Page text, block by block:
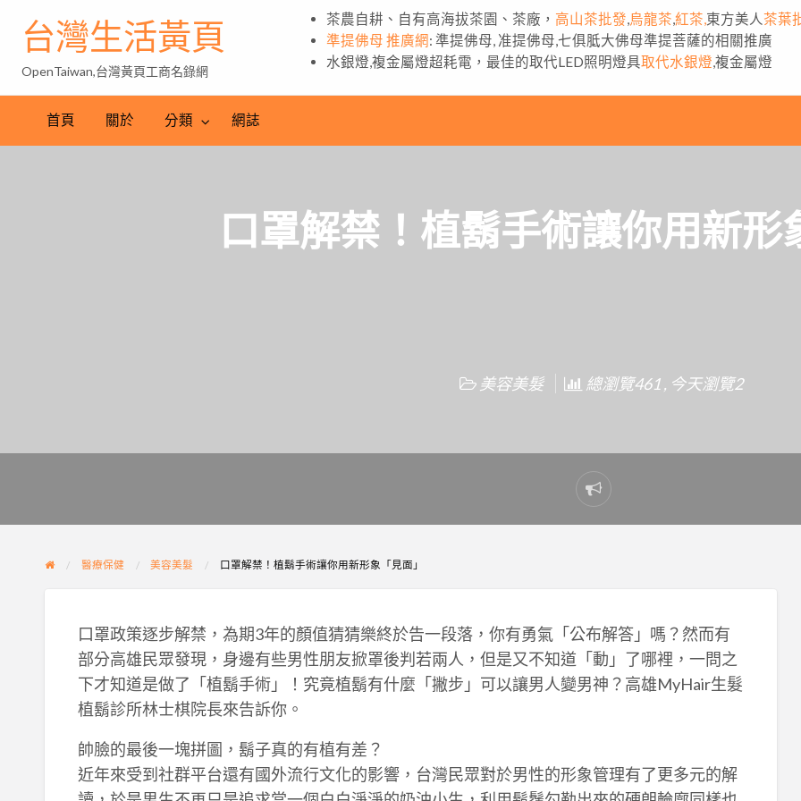
台灣生活黃頁
OpenTaiwan,台灣黃頁工商名錄網
茶農自耕、自有高海拔茶園、茶廠， 高山茶批發 烏龍茶 紅茶, 東方美人 茶葉
準提佛母 推廣網: 準提佛母, 准提佛母,七俱胝大佛母準提菩薩的相關推廣
水銀燈,複金屬燈超耗電，最佳的取代LED照明燈具取代水銀燈 ,複金屬燈
首頁 關於 分類 網誌
口罩解禁！植鬍手術讓你用新形
美容美髮 總瀏覽461 , 今天瀏覽2
Report
problem
醫療保健 美容美髮 口罩解禁！植鬍手術讓你用新形象「見面」
口罩政策逐步解禁，為期3年的顏值猜猜樂終於告一段落，你有勇氣「公布解答」嗎？然而有
部分高雄民眾發現，身邊有些男性朋友掀罩後判若兩人，但是又不知道「動」了哪裡，一問之
下才知道是做了「植鬍手術」！究竟植鬍有什麼「撇步」可以讓男人變男神？高雄MyHair生髮
植鬍診所林士棋院長來告訴你。
帥臉的最後一塊拼圖，鬍子真的有植有差？
近年來受到社群平台還有國外流行文化的影響，台灣民眾對於男性的形象管理有了更多元的解